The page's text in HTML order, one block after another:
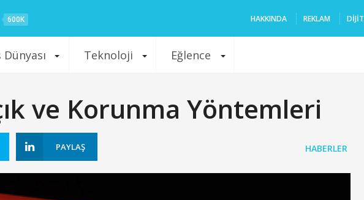
600K HAKKINDA REKLAM
Dünyası Teknoloji Eğlence
ve Korunma Yöntemleri
PAYLAŞ HABERLER